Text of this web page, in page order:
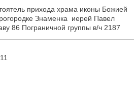
прихода храма иконы Божией
Знаменка иерей Павел
86 Пограничной группы в/ч 2187
11